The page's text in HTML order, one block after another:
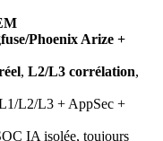
Phoenix Arize +
, L2/L3 corrélation,
L2/L3 + AppSec +
IA isolée, toujours